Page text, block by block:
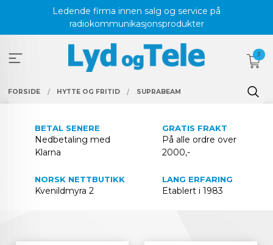
Ledende firma innen salg og service på
radiokommunikasjonsprodukter
0
FORSIDE HYTTE OG FRITID SUPRABEAM
BETAL SENERE
Nedbetaling med
Klarna
GRATIS FRAKT
På alle ordre over
2000,-
NORSK NETTBUTIKK
Kvenildmyra 2
LANG ERFARING
Etablert i 1983